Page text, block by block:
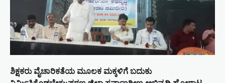
ಶಿಕ್ಷಕರು ವೈಚಾರಿಕತೆಯ ಮೂಲಕ ಮಕ್ಕಳಿಗೆ ಬದುಕು